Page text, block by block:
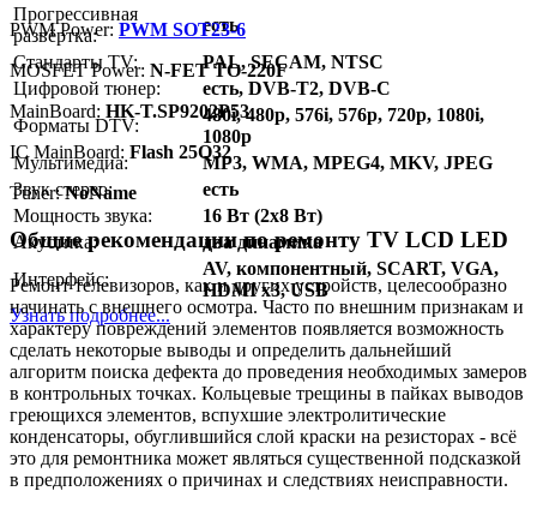
Прогрессивная
развёртка:
есть
Стандарты TV:
PAL, SECAM, NTSC
Цифровой тюнер:
есть, DVB-T2, DVB-C
Форматы DTV:
480i, 480p, 576i, 576p, 720p, 1080i,
1080p
Мультимедиа:
MP3, WMA, MPEG4, MKV, JPEG
Звук стерео:
есть
Мощность звука:
16 Вт (2x8 Вт)
Акустика:
два динамика
Интерфейс:
AV, компонентный, SCART, VGA,
HDMI x3, USB
Узнать подробнее...
PWM Power: PWM SOT23-6
MOSFET Power: N-FET TO-220F
MainBoard: HK-T.SP9202P53
IC MainBoard: Flash 25Q32
Тuner:NoName
Общие рекомендации по ремонту TV LCD LED
Ремонт телевизоров, как и других устройств, целесообразно
начинать с внешнего осмотра. Часто по внешним признакам и
характеру повреждений элементов появляется возможность
сделать некоторые выводы и определить дальнейший
алгоритм поиска дефекта до проведения необходимых замеров
в контрольных точках. Кольцевые трещины в пайках выводов
греющихся элементов, вспухшие электролитические
конденсаторы, обуглившийся слой краски на резисторах - всё
это для ремонтника может являться существенной подсказкой
в предположениях о причинах и следствиях неисправности.